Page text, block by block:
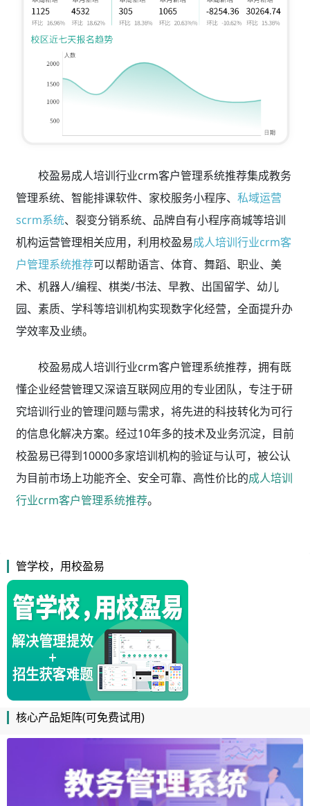
校盈易成人培训行业crm客户管理系统推荐集成教务
管理系统、智能排课软件、家校服务小程序、 私域运营
scrm系统、裂变分销系统、品牌自有小程序商城等培训
机构运营管理相关应用，利用校盈易成人培训行业crm客
户管理系统推荐可以帮助语言、体育、舞蹈、职业、美
术、机器人/编程、棋类/书法、早教、出国留学、幼儿
园、素质、学科等培训机构实现数字化经营，全面提升办
学效率及业绩。
校盈易成人培训行业crm客户管理系统推荐，拥有既
懂企业经营管理又深谙互联网应用的专业团队，专注于研
究培训行业的管理问题与需求，将先进的科技转化为可行
的信息化解决方案。经过10年多的技术及业务沉淀，目前
校盈易已得到10000多家培训机构的验证与认可，被公认
为目前市场上功能齐全、安全可靠、高性价比的成人培训
行业crm客户管理系统推荐。
管学校，用校盈易
核心产品矩阵(可免费试用)